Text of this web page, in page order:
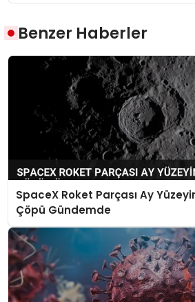
Benzer Haberler
SpaceX Roket Parçası Ay
Çöpü Gündemde